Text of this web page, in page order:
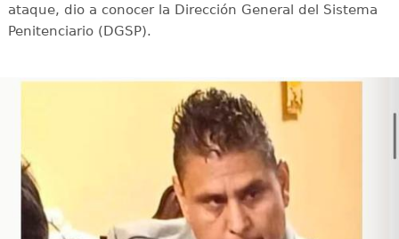
ataque, dio a conocer la Dirección General del Sistema
Penitenciario (DGSP).